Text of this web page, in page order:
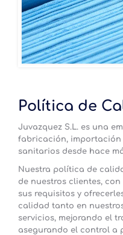
Política de
Juvazquez S.L. es una
fabricación,
sanitarios desde hace
Nuestra política de
de nuestros clientes, con
sus requisitos y
calidad tanto en
servicios, mejorando el
asegurando el control a